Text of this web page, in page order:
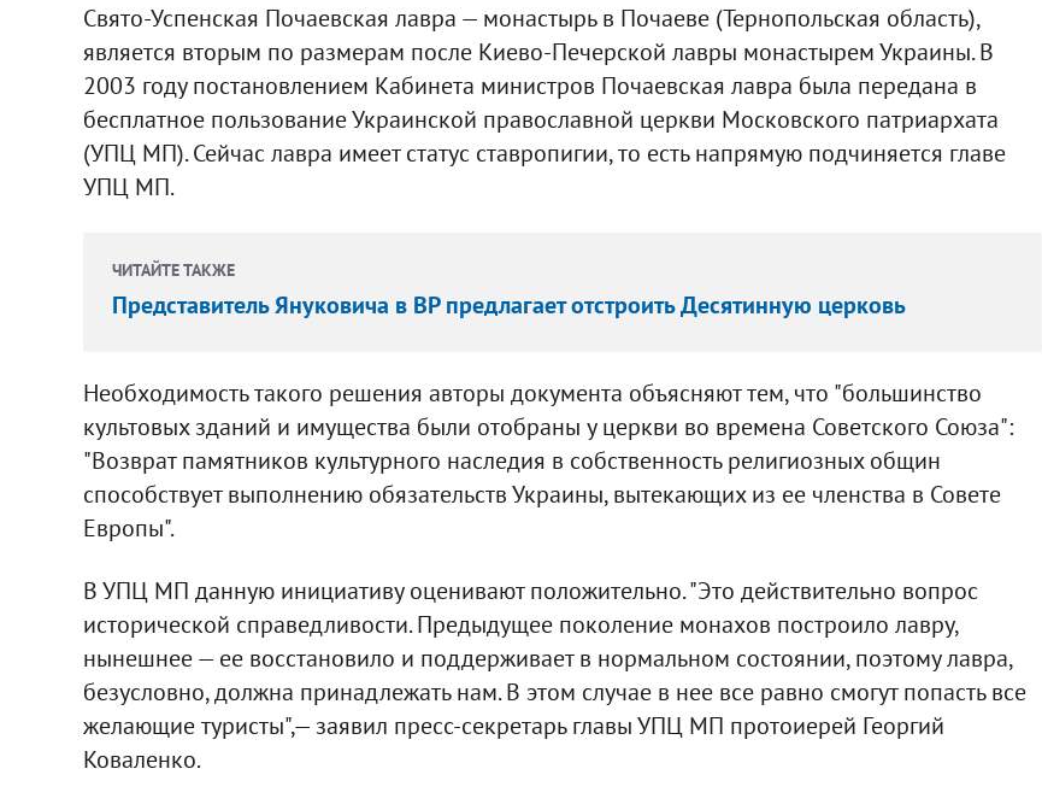
Свято-Успенская Почаевская лавра — монастырь в Почаеве (Тернопольская область),
является вторым по размерам после Киево-Печерской лавры монастырем Украины. В
2003 году постановлением Кабинета министров Почаевская лавра была передана в
бесплатное пользование Украинской православной церкви Московского патриархата
(УПЦ МП). Сейчас лавра имеет статус ставропигии, то есть напрямую подчиняется главе
УПЦ МП.
ЧИТАЙТЕ ТАКЖЕ
Представитель Януковича в ВР предлагает отстроить Десятинную церковь
Необходимость такого решения авторы документа объясняют тем, что "большинство
культовых зданий и имущества были отобраны у церкви во времена Советского Союза":
"Возврат памятников культурного наследия в собственность религиозных общин
способствует выполнению обязательств Украины, вытекающих из ее членства в Совете
Европы".
В УПЦ МП данную инициативу оценивают положительно. "Это действительно вопрос
исторической справедливости. Предыдущее поколение монахов построило лавру,
нынешнее — ее восстановило и поддерживает в нормальном состоянии, поэтому лавра,
безусловно, должна принадлежать нам. В этом случае в нее все равно смогут попасть все
желающие туристы",— заявил пресс-секретарь главы УПЦ МП протоиерей Георгий
Коваленко.